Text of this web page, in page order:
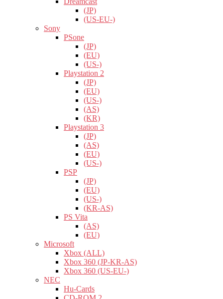
(JP)
(US-EU-)
Sony
PSone
(JP)
(EU)
(US-)
Playstation 2
(JP)
(EU)
(US-)
(AS)
(KR)
Playstation 3
(JP)
(AS)
(EU)
(US-)
PSP
(JP)
(EU)
(US-)
(KR-AS)
PS Vita
(AS)
(EU)
Microsoft
Xbox (ALL)
Xbox 360 (JP-KR-AS)
Xbox 360 (US-EU-)
NEC
Hu-Cards